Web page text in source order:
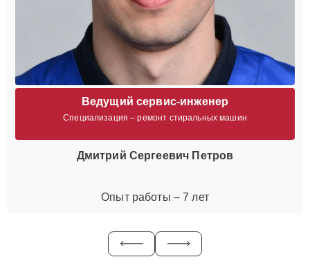
Ведущий сервис-инженер
Специализация – ремонт стиральных машин
Дмитрий Сергеевич Петров
Опыт работы – 7 лет